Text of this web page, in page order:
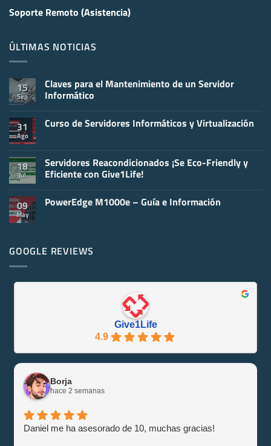
Soporte Remoto (Asistencia)
ÚLTIMAS NOTICIAS
15
Sep
Claves para el Mantenimiento de un Servidor
Informático
comentarios
Mantenimiento
de
un
31
Ago
Curso de Servidores Informáticos y Virtualización
en
Curso
de
y
Virtualización
18
Jul
Servidores Reacondicionados ¡Se Eco-Friendly y
Eficiente con Give1Life!
comentarios
Friendly
y
Give1Life!
09
May
PowerEdge M1000e – Guía e Información
PowerEdge
M1000e
Información
GOOGLE REVIEWS
Give1Life
4.9
Borja
hace 2 semanas
Daniel me ha asesorado de 10, muchas gracias!